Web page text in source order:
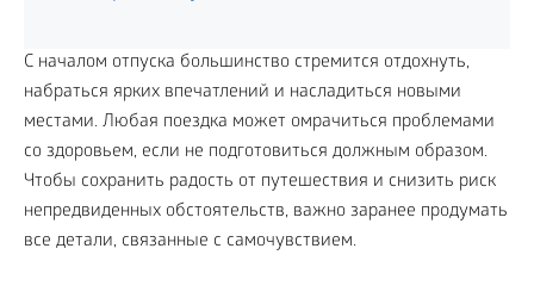
С началом отпуска большинство стремится отдохнуть,
набраться ярких впечатлений и насладиться новыми
местами. Любая поездка может омрачиться проблемами
со здоровьем, если не подготовиться должным образом.
Чтобы сохранить радость от путешествия и снизить риск
непредвиденных обстоятельств, важно заранее продумать
все детали, связанные с самочувствием.